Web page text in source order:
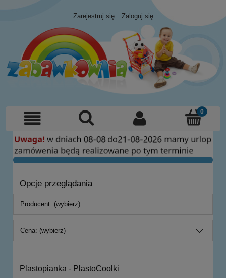
Zarejestruj się Zaloguj się
Opcje przeglądania
Producent: (wybierz)
Cena: (wybierz)
Plastopianka - PlastoCoolki